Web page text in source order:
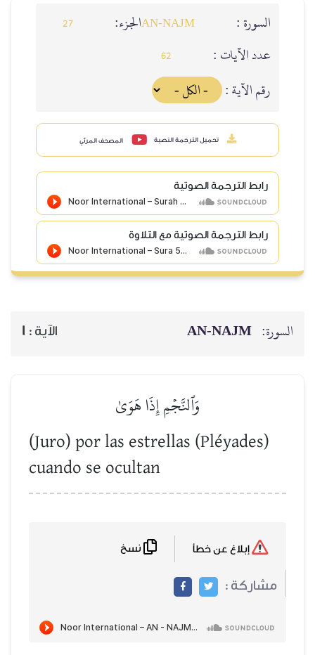
السورة : AN-NAJMالجزء: 27
عدد الآيات : 62
رقم الآية :
تحميل الترجمة النصية المصحف المرئي
رابط الترجمة الصوتية
رابط الترجمة الصوتية مع التلاوة
السورة: AN-NAJM الآية : 1
وَٱلنَّجۡمِ إِذَا هَوَىٰ
(Juro) por las estrellas (Pléyades)
cuando se ocultan
مشاركة :